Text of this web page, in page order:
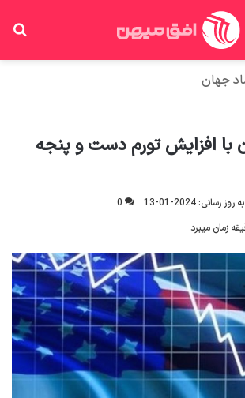
جهان
با افزایش تورم دست و پنجه
رسانی: 2024-01-13
0